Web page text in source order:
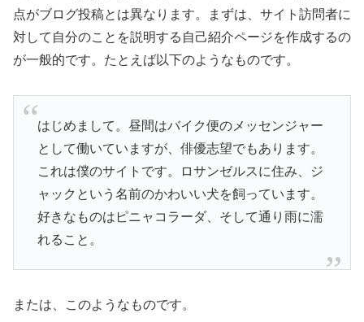
点がブログ投稿とは異なります。まずは、サイト訪問者に
対して自分のことを説明する自己紹介ページを作成するの
が一般的です。たとえば以下のようなものです。
はじめまして。昼間はバイク便のメッセンジャー
として働いていますが、俳優志望でもあります。
これは僕のサイトです。ロサンゼルスに住み、ジ
ャックという名前のかわいい犬を飼っています。
好きなものはピニャコラーダ、そして通り雨に濡
れること。
または、このようなものです。